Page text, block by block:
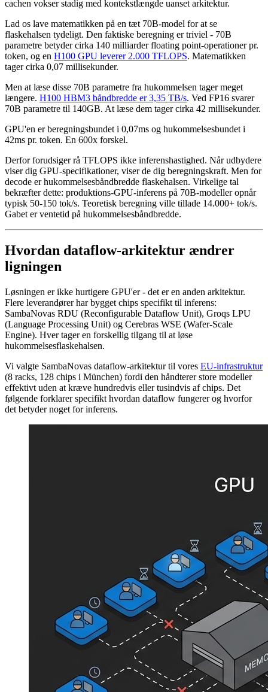
cachen vokser stadig med kontekstlængde uanset arkitektur.
Lad os lave matematikken på en tæt 70B-model for at se
flaskehalsen tydeligt. Den faktiske beregning er triviel - 70B
parametre betyder cirka 140 milliarder floating point-operationer pr.
token, og en H100 GPU leverer 2.000 TFLOPS. Matematikken
tager cirka 0,07 millisekunder.
Men at læse disse 70B parametre fra hukommelsen tager meget
længere. H100 HBM3 båndbredde er 3,35 TB/s. Ved FP16 svarer
70B parametre til 140GB. At læse dem tager cirka 42 millisekunder.
GPU'en er beregningsbundet i 0,07ms og hukommelsesbundet i
42ms pr. token. En 600x forskel.
Derfor forudsiger rå TFLOPS ikke inferenshastighed. Når udbydere
viser dig GPU-specifikationer, viser de dig beregningskraft. Men for
decode er hukommelsesbåndbredde flaskehalsen. Virkelige tal
bekræfter dette: produktions-GPU-inferens på 70B-modeller opnår
typisk 50-150 tok/s. Teoretisk beregning ville tillade 14.000+ tok/s.
Gabet er ventetid på hukommelsesbåndbredde.
Hvordan dataflow-arkitektur ændrer
ligningen
Løsningen er ikke hurtigere GPU'er - det er en anden arkitektur.
Flere leverandører har bygget chips specifikt til inferens:
SambaNovas RDU (Reconfigurable Dataflow Unit), Groqs LPU
(Language Processing Unit) og Cerebras WSE (Wafer-Scale
Engine). Hver tager en forskellig tilgang til at løse
hukommelsesflaskehalsen.
Vi valgte SambaNovas dataflow-arkitektur til vores EU-infrastruktur
(8 racks, 128 chips i München) fordi den håndterer store modeller
effektivt uden at kræve hundredvis eller tusindvis af chips. Det
følgende forklarer specifikt hvordan dataflow fungerer og hvorfor
det betyder noget for inferens.